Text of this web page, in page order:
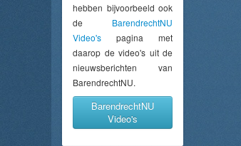
hebben bijvoorbeeld ook
de BarendrechtNU
Video's pagina met
daarop de video's uit de
nieuwsberichten van
BarendrechtNU.
BarendrechtNU
Video's